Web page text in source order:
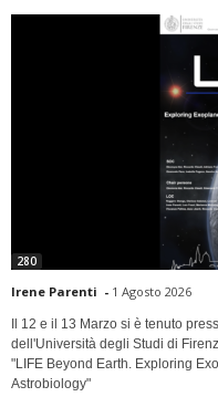
280
Irene Parenti - 1 Agosto 2026
Il 12 e il 13 Marzo si è tenuto
dell'Università degli Studi di
"LIFE Beyond Earth. Exploring
Astrobiology"